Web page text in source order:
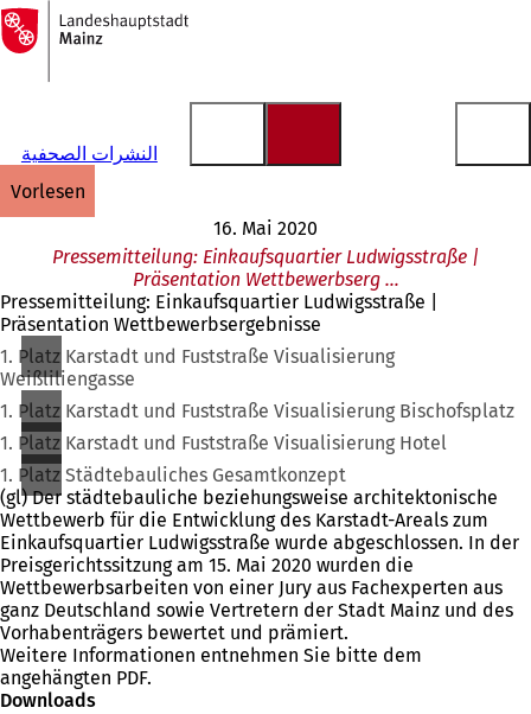
Inhalt anspringen
Zur
Startseite
النشرات الصحفية
vorlesen
16. Mai 2020
Pressemitteilung: Einkaufsquartier Ludwigsstraße |
Präsentation Wettbewerbserg …
Pressemitteilung: Einkaufsquartier Ludwigsstraße |
Präsentation Wettbewerbsergebnisse
1. Platz Karstadt und Fuststraße Visualisierung
Weißliliengasse
1. Platz Karstadt und Fuststraße Visualisierung Bischofsplatz
1. Platz Karstadt und Fuststraße Visualisierung Hotel
1. Platz Städtebauliches Gesamtkonzept
(gl) Der städtebauliche beziehungsweise architektonische
Wettbewerb für die Entwicklung des Karstadt-Areals zum
Einkaufsquartier Ludwigsstraße wurde abgeschlossen. In der
Preisgerichtssitzung am 15. Mai 2020 wurden die
Wettbewerbsarbeiten von einer Jury aus Fachexperten aus
ganz Deutschland sowie Vertretern der Stadt Mainz und des
Vorhabenträgers bewertet und prämiert.
Weitere Informationen entnehmen Sie bitte dem
angehängten PDF.
Downloads